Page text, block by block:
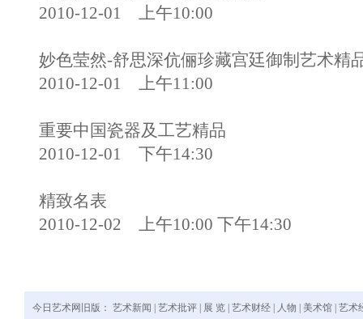
2010-12-01 上午10:00
妙色莹然-舒思深伉俪珍藏宫廷御制艺术精
2010-12-01 上午11:00
重要中国瓷器及工艺精品
2010-12-01 下午14:30
精致名表
2010-12-02 上午10:00 下午14:30
今日艺术网旧版： 艺术新闻 艺术批评 展 览 艺术财经 人物 美术馆 艺术